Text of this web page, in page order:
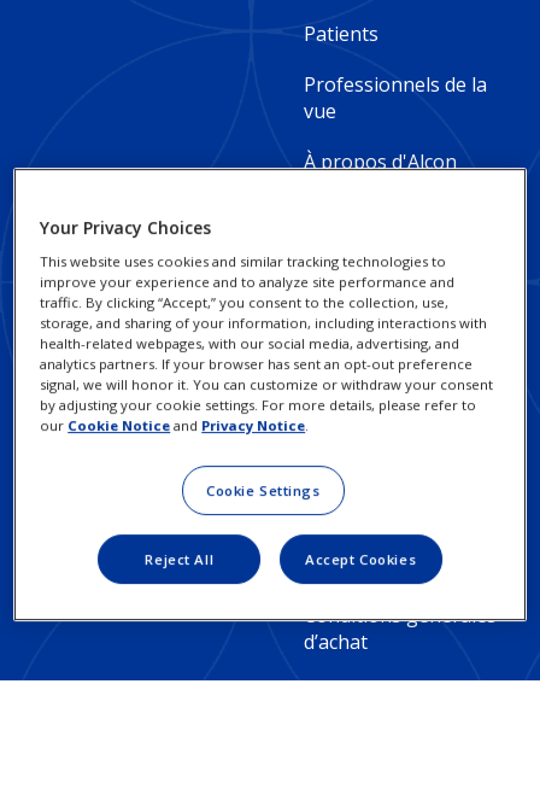
Footer
Column
2
-
Patients
Professionnels de la
vue
À propos d'Alcon
Footer
Column
Canada
Pratiques commerciales
responsables
concernant l’un de nos
produits / Suggestion
d’amélioration
Footer
Legal
Links
-
Canada
Avis de confidentialité
Avis concernant les
témoins
Exercez vos droits
Conditions d’utilisation
Conditions générales
d’achat
Your Privacy Choices
This website uses cookies and similar tracking technologies to
improve your experience and to analyze site performance and
traffic. By clicking “Accept,” you consent to the collection, use,
storage, and sharing of your information, including interactions with
health-related webpages, with our social media, advertising, and
analytics partners. If your browser has sent an opt-out preference
signal, we will honor it. You can customize or withdraw your consent
by adjusting your cookie settings. For more details, please refer to
our Cookie Notice and Privacy Notice.
Cookie Settings
Reject All Accept Cookies